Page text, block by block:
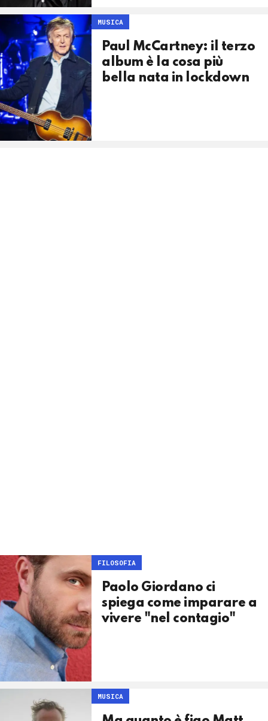
MUSICA
Paul McCartney: il terzo
album è la cosa più
bella nata in lockdown
FILOSOFIA
Paolo Giordano ci
spiega come imparare a
vivere "nel contagio"
MUSICA